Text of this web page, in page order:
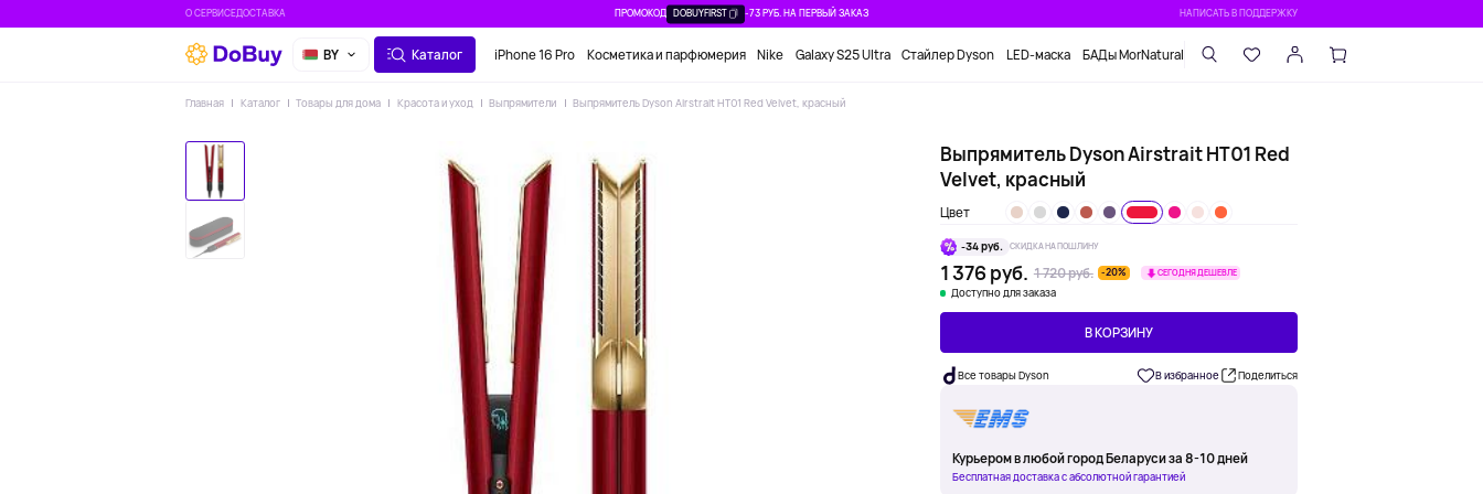
О СЕРВИСЕДОСТАВКА ПРОМОКОД DOBUYFIRST -73 РУБ. НА ПЕРВЫЙ ЗАКАЗ НАПИСАТЬ В ПОДДЕРЖКУ
BY Каталог iPhone 16 Pro Косметика и парфюмерия Nike Galaxy S25 Ultra Стайлер Dyson LED-маска БАДы MorNatural
Главная Каталог Товары для дома Красота и уход Выпрямители Выпрямитель Dyson Airstrait HT01 Red Velvet, красный
Выпрямитель Dyson Airstrait HT01 Red
Velvet, красный
Цвет
-34 руб. СКИДКА НА ПОШЛИНУ
1 376 руб. 1 720 руб. -20% СЕГОДНЯ ДЕШЕВЛЕ
Доступно для заказа
В КОРЗИНУ
Все товары Dyson В избранное Поделиться
Курьером в любой город Беларуси за 8-10 дней
Бесплатная доставка с абсолютной гарантией